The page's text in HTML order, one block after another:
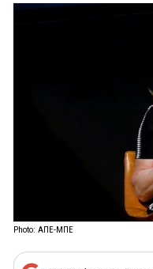
Photo: ΑΠΕ-ΜΠΕ